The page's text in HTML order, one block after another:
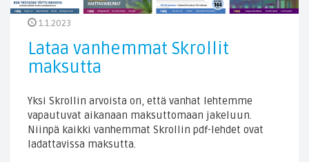
1.1.2023
Lataa vanhemmat Skrollit
maksutta
Yksi Skrollin arvoista on, että vanhat lehtemme
vapautuvat aikanaan maksuttomaan jakeluun.
Niinpä kaikki vanhemmat Skrollin pdf-lehdet ovat
ladattavissa maksutta.